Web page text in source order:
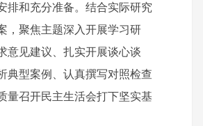
排和充分准备。结合实际研究
，聚焦主题深入开展学习研
意见建议、扎实开展谈心谈
典型案例、认真撰写对照检查
量召开民主生活会打下坚实基